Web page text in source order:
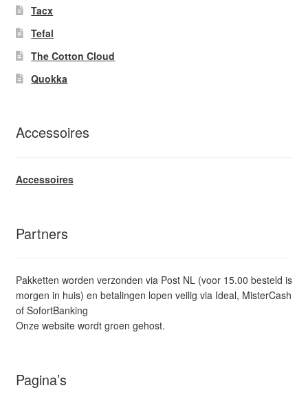
Tacx
Tefal
The Cotton Cloud
Quokka
Accessoires
Accessoires
Partners
Pakketten worden verzonden via Post NL (voor 15.00 besteld is
morgen in huis) en betalingen lopen veilig via Ideal, MisterCash
of SofortBanking
Onze website wordt groen gehost.
Pagina’s